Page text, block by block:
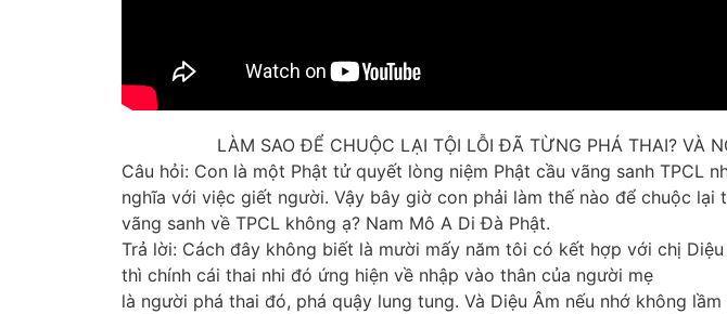
LÀM SAO ĐỂ CHUỘC LẠI TỘI LỖI ĐÃ TỪNG PHÁ THAI? VÀ
Câu hỏi: Con là một Phật tử quyết lòng niệm Phật cầu vãng sanh
nghĩa với việc giết người. Vậy bây giờ con phải làm thế nào để chuộc
vãng sanh về TPCL không ạ? Nam Mô A Di Đà Phật.
Trả lời: Cách đây không biết là mười mấy năm tôi có kết hợp với chị
thì chính cái thai nhi đó ứng hiện về nhập vào thân của người mẹ
là người phá thai đó, phá quậy lung tung. Và Diệu Âm nếu nhớ không